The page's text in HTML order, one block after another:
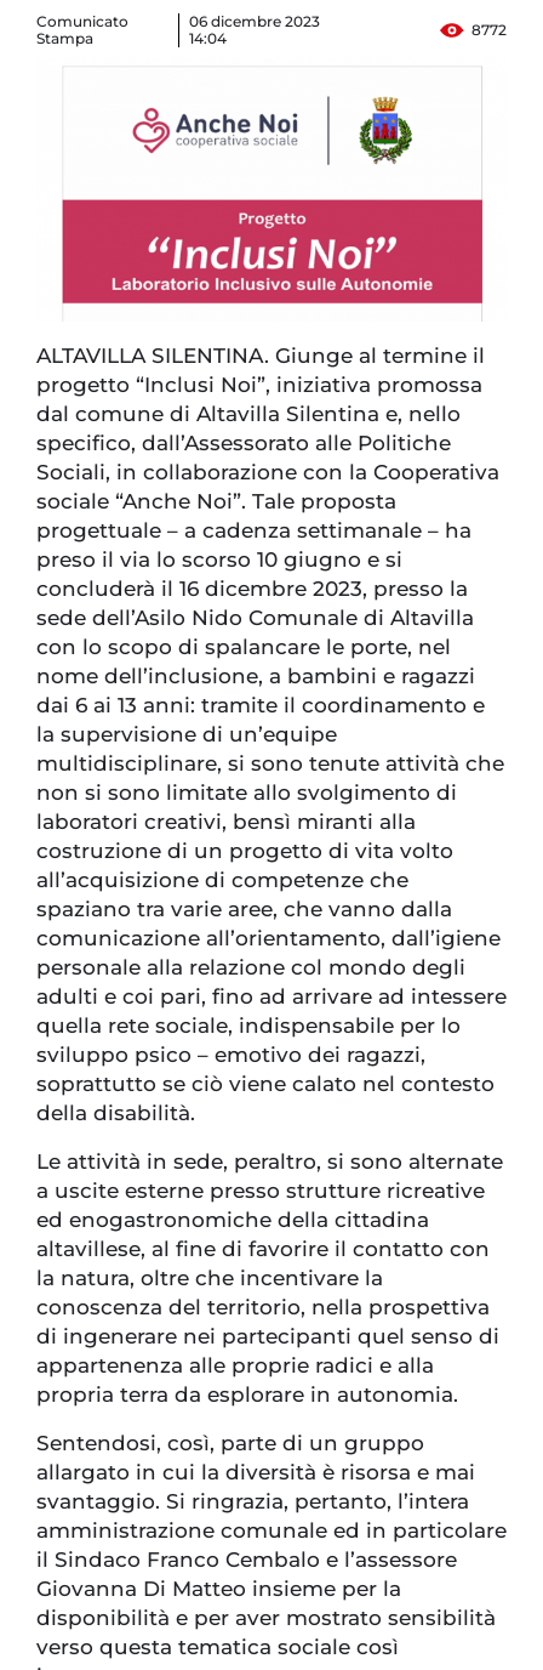
Comunicato
Stampa
06 dicembre 2023
14:04
8772
ALTAVILLA SILENTINA. Giunge al termine il
progetto “Inclusi Noi”, iniziativa promossa
dal comune di Altavilla Silentina e, nello
specifico, dall’Assessorato alle Politiche
Sociali, in collaborazione con la Cooperativa
sociale “Anche Noi”. Tale proposta
progettuale – a cadenza settimanale – ha
preso il via lo scorso 10 giugno e si
concluderà il 16 dicembre 2023, presso la
sede dell’Asilo Nido Comunale di Altavilla
con lo scopo di spalancare le porte, nel
nome dell’inclusione, a bambini e ragazzi
dai 6 ai 13 anni: tramite il coordinamento e
la supervisione di un’equipe
multidisciplinare, si sono tenute attività che
non si sono limitate allo svolgimento di
laboratori creativi, bensì miranti alla
costruzione di un progetto di vita volto
all’acquisizione di competenze che
spaziano tra varie aree, che vanno dalla
comunicazione all’orientamento, dall’igiene
personale alla relazione col mondo degli
adulti e coi pari, fino ad arrivare ad intessere
quella rete sociale, indispensabile per lo
sviluppo psico – emotivo dei ragazzi,
soprattutto se ciò viene calato nel contesto
della disabilità.
Le attività in sede, peraltro, si sono alternate
a uscite esterne presso strutture ricreative
ed enogastronomiche della cittadina
altavillese, al fine di favorire il contatto con
la natura, oltre che incentivare la
conoscenza del territorio, nella prospettiva
di ingenerare nei partecipanti quel senso di
appartenenza alle proprie radici e alla
propria terra da esplorare in autonomia.
Sentendosi, così, parte di un gruppo
allargato in cui la diversità è risorsa e mai
svantaggio. Si ringrazia, pertanto, l’intera
amministrazione comunale ed in particolare
il Sindaco Franco Cembalo e l’assessore
Giovanna Di Matteo insieme per la
disponibilità e per aver mostrato sensibilità
verso questa tematica sociale così